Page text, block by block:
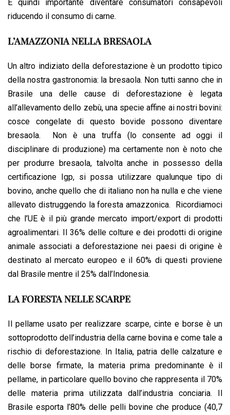
È quindi importante diventare consumatori consapevoli
riducendo il consumo di carne.
L’AMAZZONIA NELLA BRESAOLA
Un altro indiziato della deforestazione è un prodotto tipico
della nostra gastronomia: la bresaola. Non tutti sanno che in
Brasile una delle cause di deforestazione è legata
all’allevamento dello zebù, una specie affine ai nostri bovini:
cosce congelate di questo bovide possono diventare
bresaola. Non è una truffa (lo consente ad oggi il
disciplinare di produzione) ma certamente non è noto che
per produrre bresaola, talvolta anche in possesso della
certificazione Igp, si possa utilizzare qualunque tipo di
bovino, anche quello che di italiano non ha nulla e che viene
allevato distruggendo la foresta amazzonica. Ricordiamoci
che l’UE è il più grande mercato import/export di prodotti
agroalimentari. Il 36% delle colture e dei prodotti di origine
animale associati a deforestazione nei paesi di origine è
destinato al mercato europeo e il 60% di questi proviene
dal Brasile mentre il 25% dall’Indonesia.
LA FORESTA NELLE SCARPE
Il pellame usato per realizzare scarpe, cinte e borse è un
sottoprodotto dell’industria della carne bovina e come tale a
rischio di deforestazione. In Italia, patria delle calzature e
delle borse firmate, la materia prima predominante è il
pellame, in particolare quello bovino che rappresenta il 70%
delle materia prima utilizzata dall’industria conciaria. Il
Brasile esporta l’80% delle pelli bovine che produce (40,7